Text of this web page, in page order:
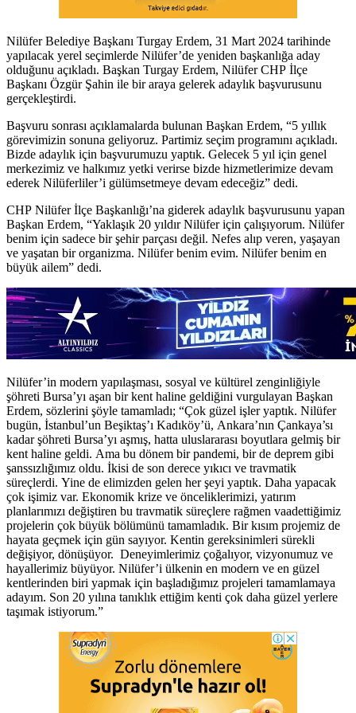
Nilüfer Belediye Başkanı Turgay Erdem, 31 Mart 2024 tarihinde
yapılacak yerel seçimlerde Nilüfer’de yeniden başkanlığa aday
olduğunu açıkladı. Başkan Turgay Erdem, Nilüfer CHP İlçe
Başkanı Özgür Şahin ile bir araya gelerek adaylık başvurusunu
gerçekleştirdi.
Başvuru sonrası açıklamalarda bulunan Başkan Erdem, “5 yıllık
görevimizin sonuna geliyoruz. Partimiz seçim programını açıkladı.
Bizde adaylık için başvurumuzu yaptık. Gelecek 5 yıl için genel
merkezimiz ve halkımız yetki verirse bizde hizmetlerimize devam
ederek Nilüferliler’i gülümsetmeye devam edeceğiz” dedi.
CHP Nilüfer İlçe Başkanlığı’na giderek adaylık başvurusunu yapan
Başkan Erdem, “Yaklaşık 20 yıldır Nilüfer için çalışıyorum. Nilüfer
benim için sadece bir şehir parçası değil. Nefes alıp veren, yaşayan
ve yaşatan bir organizma. Nilüfer benim evim. Nilüfer benim en
büyük ailem” dedi.
Nilüfer’in modern yapılaşması, sosyal ve kültürel zenginliğiyle
şöhreti Bursa’yı aşan bir kent haline geldiğini vurgulayan Başkan
Erdem, sözlerini şöyle tamamladı; “Çok güzel işler yaptık. Nilüfer
bugün, İstanbul’un Beşiktaş’ı Kadıköy’ü, Ankara’nın Çankaya’sı
kadar şöhreti Bursa’yı aşmış, hatta uluslararası boyutlara gelmiş bir
kent haline geldi. Ama bu dönem bir pandemi, bir de deprem gibi
şanssızlığımız oldu. İkisi de son derece yıkıcı ve travmatik
süreçlerdi. Yine de elimizden gelen her şeyi yaptık. Daha yapacak
çok işimiz var. Ekonomik krize ve önceliklerimizi, yatırım
planlarımızı değiştiren bu travmatik süreçlere rağmen vaadettiğimiz
projelerin çok büyük bölümünü tamamladık. Bir kısım projemiz de
hayata geçmek için gün sayıyor. Kentin gereksinimleri sürekli
değişiyor, dönüşüyor. Deneyimlerimiz çoğalıyor, vizyonumuz ve
hayallerimiz büyüyor. Nilüfer’i ülkenin en modern ve en güzel
kentlerinden biri yapmak için başladığımız projeleri tamamlamaya
adayım. Son 20 yılına tanıklık ettiğim kenti çok daha güzel yerlere
taşımak istiyorum.”